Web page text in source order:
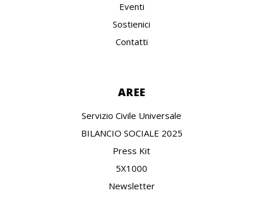
Eventi
Sostienici
Contatti
AREE
Servizio Civile Universale
BILANCIO SOCIALE 2025
Press Kit
5X1000
Newsletter